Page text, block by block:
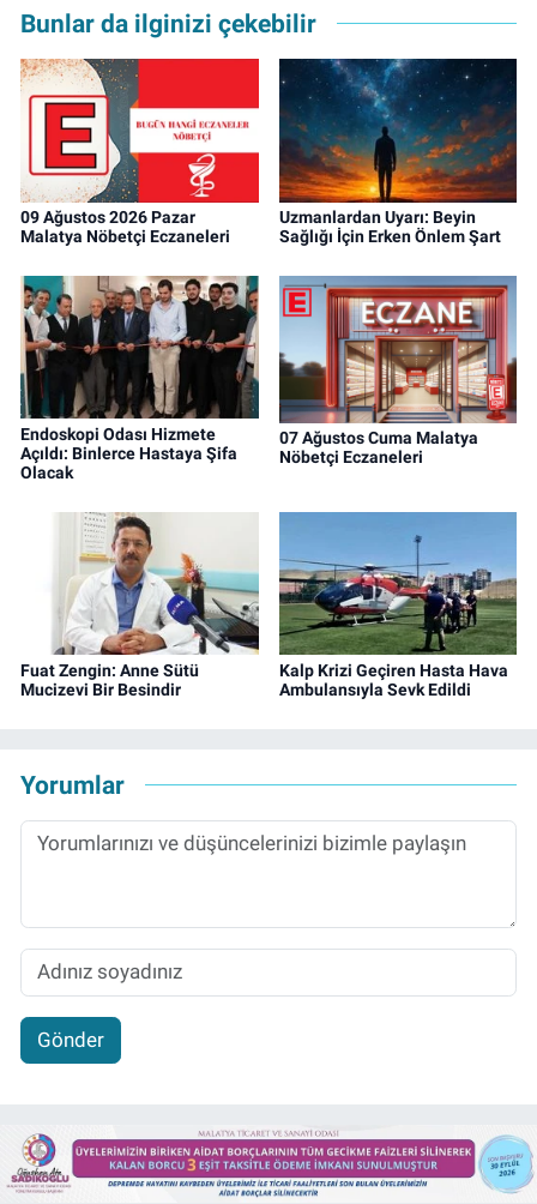
Bunlar da ilginizi çekebilir
09 Ağustos 2026 Pazar
Malatya Nöbetçi Eczaneleri
Uzmanlardan Uyarı: Beyin
Sağlığı İçin Erken Önlem Şart
Endoskopi Odası Hizmete
Açıldı: Binlerce Hastaya Şifa
Olacak
07 Ağustos Cuma Malatya
Nöbetçi Eczaneleri
Fuat Zengin: Anne Sütü
Mucizevi Bir Besindir
Kalp Krizi Geçiren Hasta Hava
Ambulansıyla Sevk Edildi
Yorumlar
Gönder